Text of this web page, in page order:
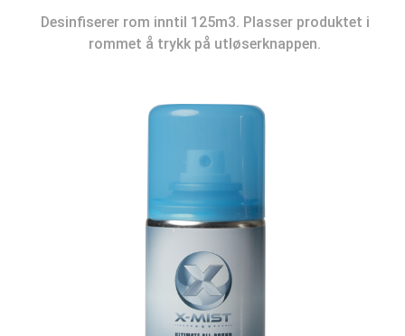
Desinfiserer rom inntil 125m3. Plasser produktet i
rommet å trykk på utløserknappen.